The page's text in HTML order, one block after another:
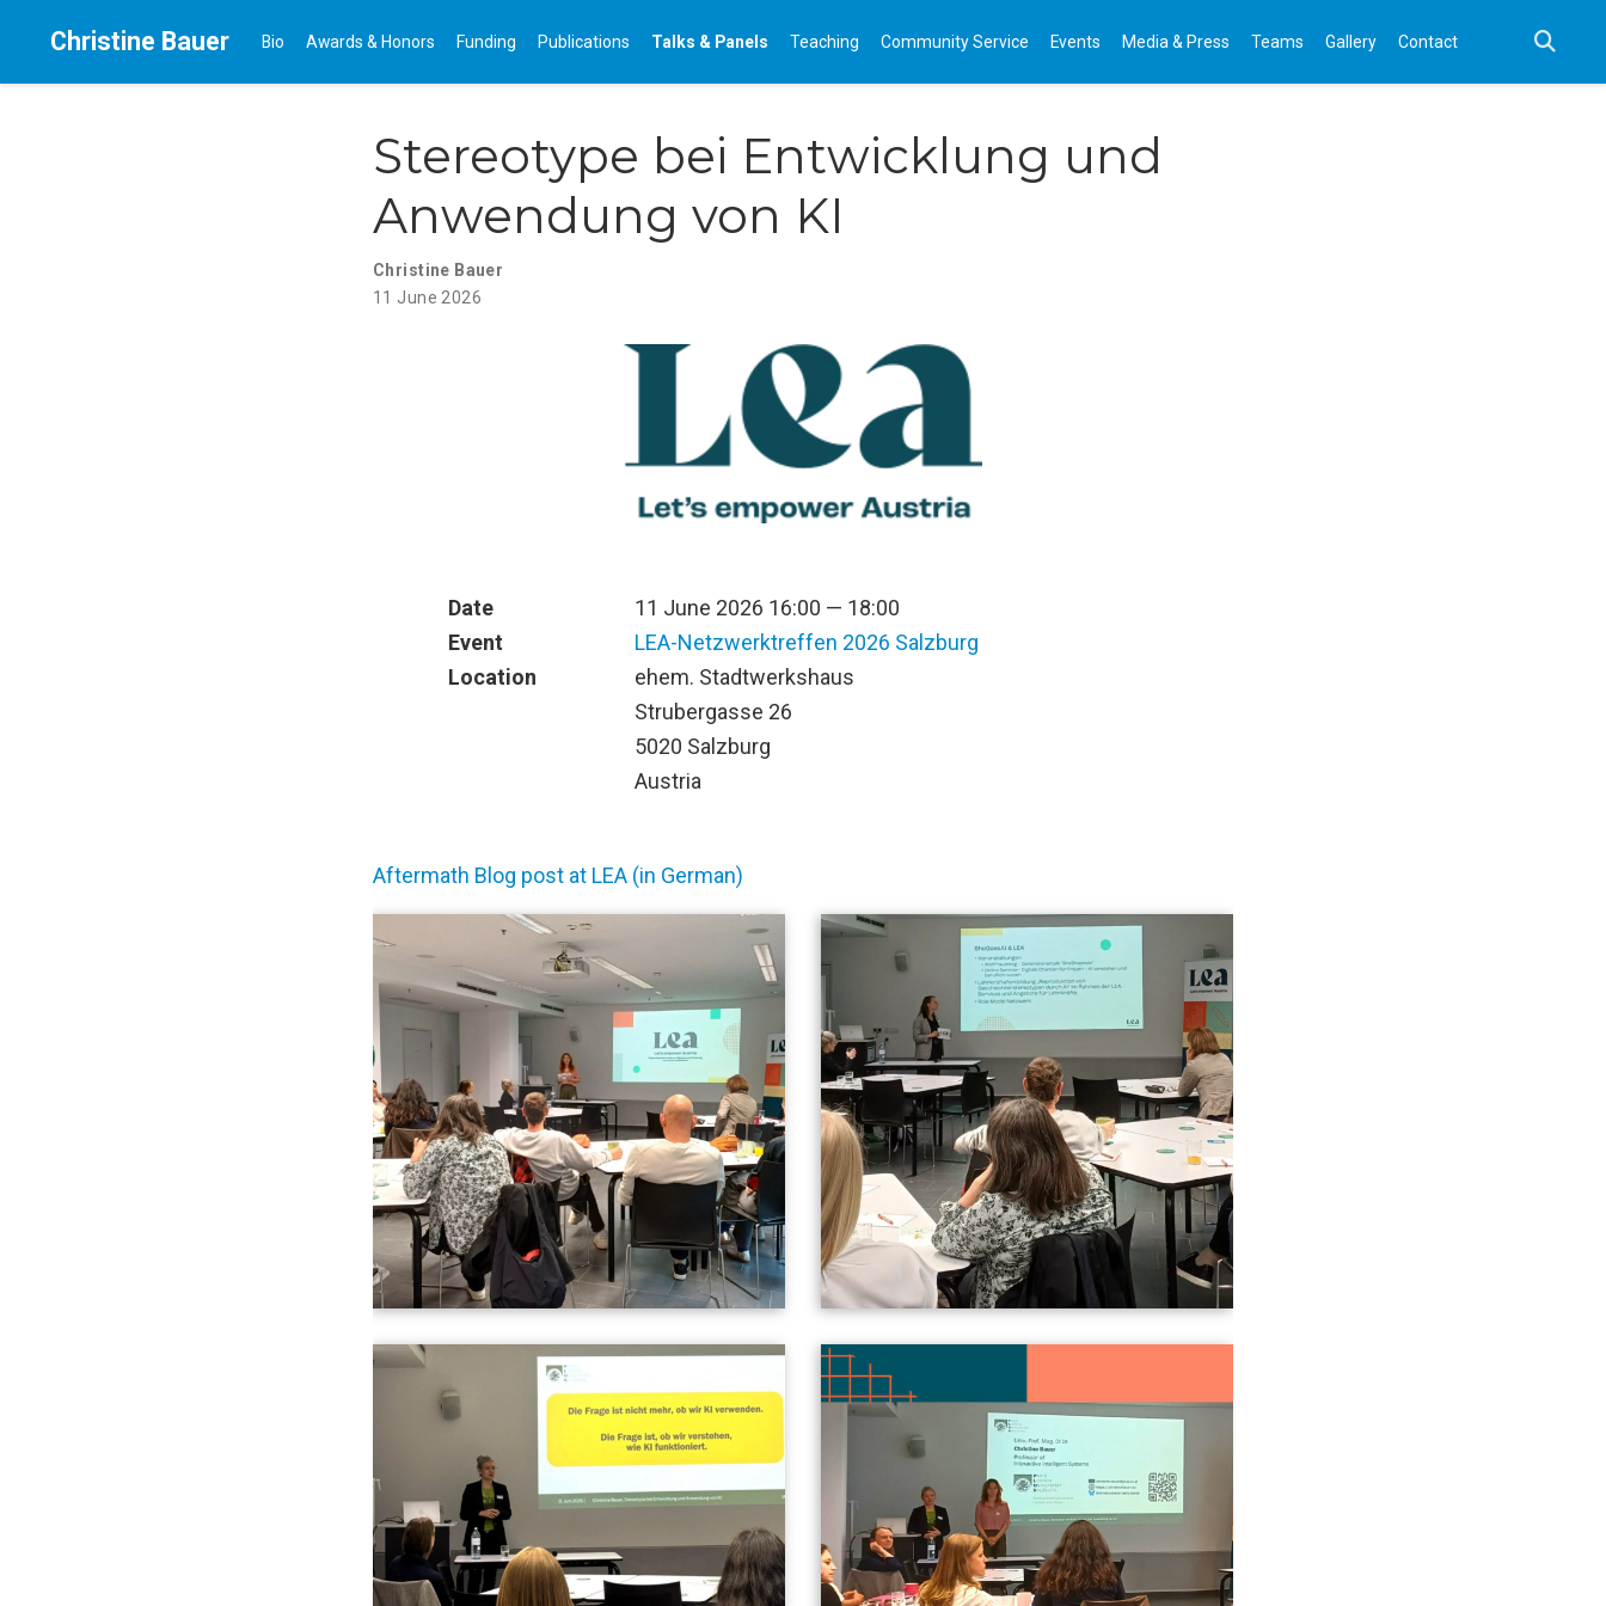
Christine Bauer Bio Awards & Honors Funding Publications Talks & Panels Teaching Community Service Events Media & Press Teams Gallery Contact
Stereotype bei Entwicklung und
Anwendung von KI
Christine Bauer
11 June 2026
Date
11 June 2026 16:00 — 18:00
Event
LEA-Netzwerktreffen 2026 Salzburg
Location
ehem. Stadtwerkshaus
Strubergasse 26
5020 Salzburg
Austria
Aftermath Blog post at LEA (in German)